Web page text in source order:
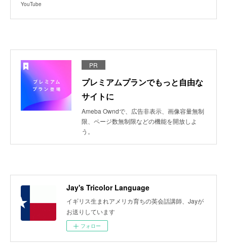
YouTube
PR
プレミアムプランでもっと自由な
サイトに
Ameba Owndで、広告非表示、画像容量無制
限、ページ数無制限などの機能を開放しよ
う。
Jay's Tricolor Language
イギリス生まれアメリカ育ちの英会話講師、Jayが
お送りしています
フォロー